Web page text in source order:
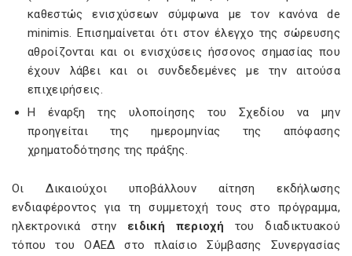
καθεστώς ενισχύσεων σύμφωνα με τον κανόνα de
minimis. Επισημαίνεται ότι στον έλεγχο της σώρευσης
αθροίζονται και οι ενισχύσεις ήσσονος σημασίας που
έχουν λάβει και οι συνδεδεμένες με την αιτούσα
επιχειρήσεις.
Η έναρξη της υλοποίησης του Σχεδίου να μην
προηγείται της ημερομηνίας της απόφασης
χρηματοδότησης της πράξης.
Οι Δικαιούχοι υποβάλλουν αίτηση εκδήλωσης
ενδιαφέροντος για τη συμμετοχή τους στο πρόγραμμα,
ηλεκτρονικά στην ειδική περιοχή του διαδικτυακού
τόπου του ΟΑΕΔ στο πλαίσιο Σύμβασης Συνεργασίας